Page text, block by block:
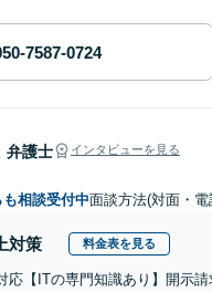
弁護士 インタビューを見る
も相談受付中面談方法(対面・
対策 料金表を見る
応【ITの専門知識あり】開示